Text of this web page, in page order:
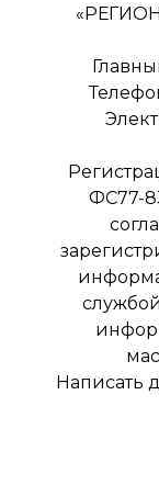
ФС77-
Написать